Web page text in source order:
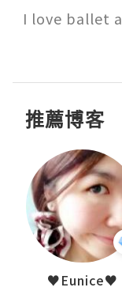
I love ballet
推薦博客
♥Eunice♥